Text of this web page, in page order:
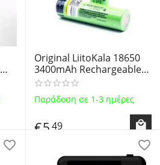
Original LiitoKala 18650
3400mAh Rechargeable-
Επαναφορτιζόμενη
Μπαταρία Βιομηχανικού
Τύπου 18650 Li-ion με
προεξέχοντα θετικό πόλο
Παράδοση σε 1-3 ημέρες
€549